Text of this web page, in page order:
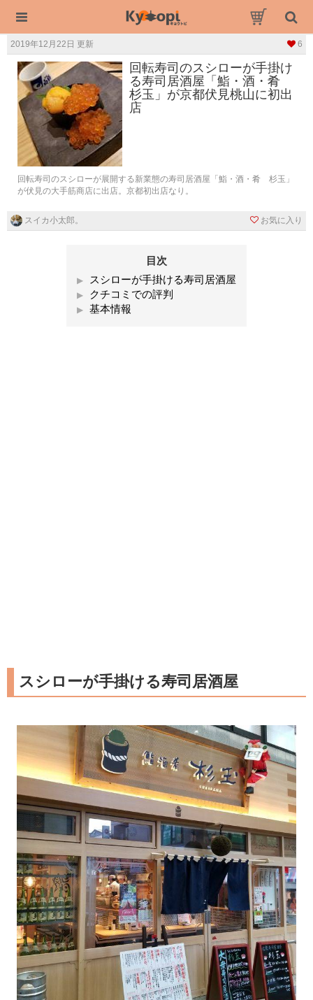
2019年12月22日 更新 6
回転寿司のスシローが手掛け
る寿司居酒屋「鮨・酒・肴
杉玉」が京都伏見桃山に初出
店
回転寿司のスシローが展開する新業態の寿司居酒屋「鮨・酒・肴 杉玉」
が伏見の大手筋商店に出店。京都初出店なり。
スイカ小太郎。 お気に入り
目次
スシローが手掛ける寿司居酒屋
クチコミでの評判
基本情報
スシローが手掛ける寿司居酒屋